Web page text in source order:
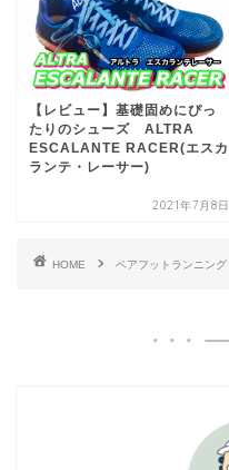
【レビュー】基礎固めにぴっ
たりのシューズ ALTRA
ESCALANTE RACER(エスカ
ランテ・レーサー)
2021年7月8日
HOME ベアフットランニング